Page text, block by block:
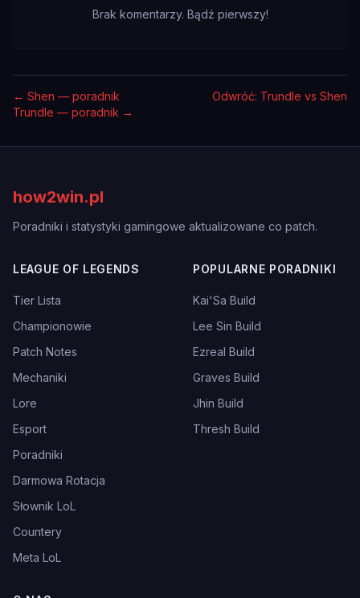
Brak komentarzy. Bądź pierwszy!
← Shen — poradnik
Odwróć: Trundle vs Shen
Trundle — poradnik →
how2win.pl
Poradniki i statystyki gamingowe aktualizowane co patch.
LEAGUE OF LEGENDS
Tier Lista
Championowie
Patch Notes
Mechaniki
Lore
Esport
Poradniki
Darmowa Rotacja
Słownik LoL
Countery
Meta LoL
POPULARNE PORADNIKI
Kai'Sa Build
Lee Sin Build
Ezreal Build
Graves Build
Jhin Build
Thresh Build